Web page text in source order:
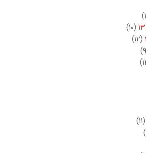
(۱۰)
(۱۲)
(۱۱)